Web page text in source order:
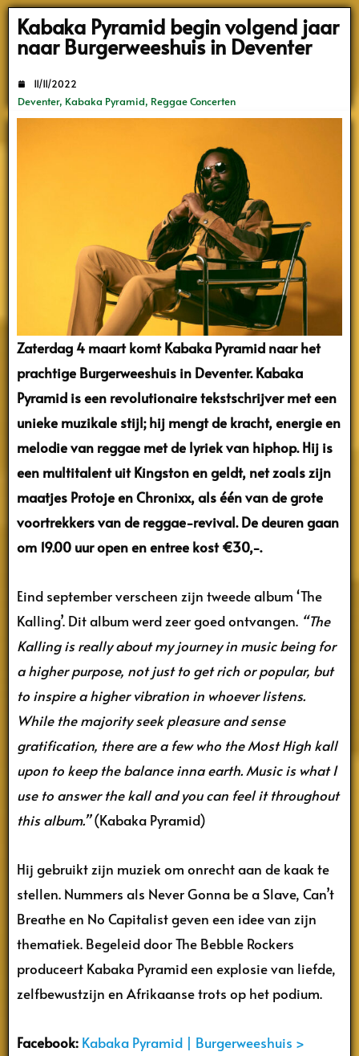
Kabaka Pyramid begin volgend jaar
naar Burgerweeshuis in Deventer
Deventer, Kabaka Pyramid, Reggae Concerten
11/11/2022
Zaterdag 4 maart komt Kabaka Pyramid naar het
prachtige Burgerweeshuis in Deventer. Kabaka
Pyramid is een revolutionaire tekstschrijver met een
unieke muzikale stijl; hij mengt de kracht, energie en
melodie van reggae met de lyriek van hiphop. Hij is
een multitalent uit Kingston en geldt, net zoals zijn
maatjes Protoje en Chronixx, als één van de grote
voortrekkers van de reggae-revival. De deuren gaan
om 19.00 uur open en entree kost €30,-.
Eind september verscheen zijn tweede album ‘The
Kalling’. Dit album werd zeer goed ontvangen. “The
Kalling is really about my journey in music being for
a higher purpose, not just to get rich or popular, but
to inspire a higher vibration in whoever listens.
While the majority seek pleasure and sense
gratification, there are a few who the Most High kall
upon to keep the balance inna earth. Music is what I
use to answer the kall and you can feel it throughout
this album.”(Kabaka Pyramid)
Hij gebruikt zijn muziek om onrecht aan de kaak te
stellen. Nummers als Never Gonna be a Slave, Can’t
Breathe en No Capitalist geven een idee van zijn
thematiek. Begeleid door The Bebble Rockers
produceert Kabaka Pyramid een explosie van liefde,
zelfbewustzijn en Afrikaanse trots op het podium.
Facebook: Kabaka Pyramid | Burgerweeshuis >